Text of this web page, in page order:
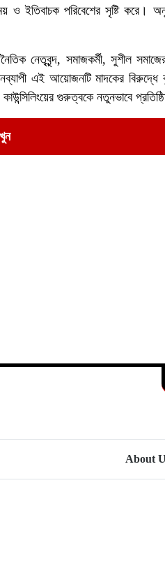
ইতিবাচক পরিবেশের সৃষ্টি করে।
নেতৃবৃন্দ, সমাজকর্মী, সুশীল
এই আয়োজনটি মাদকের বিরুদ্ধে
গুরুত্বকে নতুনভাবে
About